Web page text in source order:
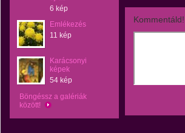
6 kép
Emlékezés
11 kép
Karácsonyi
képek
54 kép
Böngéssz a galériák
között!
Kommentáld!